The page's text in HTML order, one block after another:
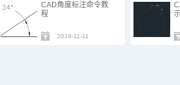
CAD角度标注命令教
程
2019-11-11